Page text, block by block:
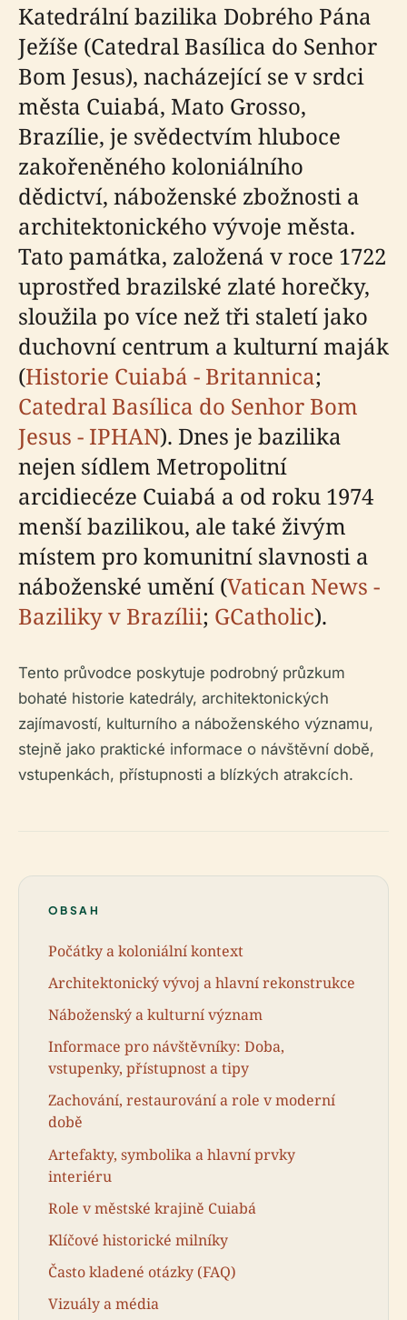
Katedrální bazilika Dobrého Pána
Ježíše (Catedral Basílica do Senhor
Bom Jesus), nacházející se v srdci
města Cuiabá, Mato Grosso,
Brazílie, je svědectvím hluboce
zakořeněného koloniálního
dědictví, náboženské zbožnosti a
architektonického vývoje města.
Tato památka, založená v roce 1722
uprostřed brazilské zlaté horečky,
sloužila po více než tři staletí jako
duchovní centrum a kulturní maják
(Historie Cuiabá - Britannica;
Catedral Basílica do Senhor Bom
Jesus - IPHAN). Dnes je bazilika
nejen sídlem Metropolitní
arcidiecéze Cuiabá a od roku 1974
menší bazilikou, ale také živým
místem pro komunitní slavnosti a
náboženské umění (Vatican News -
Baziliky v Brazílii; GCatholic).
Tento průvodce poskytuje podrobný průzkum
bohaté historie katedrály, architektonických
zajímavostí, kulturního a náboženského významu,
stejně jako praktické informace o návštěvní době,
vstupenkách, přístupnosti a blízkých atrakcích.
OBSAH
Počátky a koloniální kontext
Architektonický vývoj a hlavní rekonstrukce
Náboženský a kulturní význam
Informace pro návštěvníky: Doba,
vstupenky, přístupnost a tipy
Zachování, restaurování a role v moderní
době
Artefakty, symbolika a hlavní prvky
interiéru
Role v městské krajině Cuiabá
Klíčové historické milníky
Často kladené otázky (FAQ)
Vizuály a média